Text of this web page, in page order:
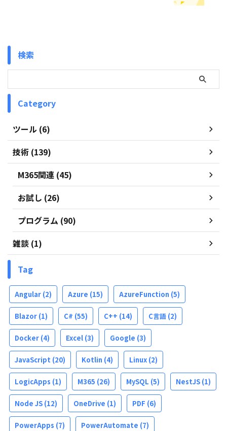
検索
Category
ツール (6)
技術 (139)
M365関連 (45)
お試し (26)
プログラム (90)
雑談 (1)
Tag
Angular (2) Azure (15) AzureFunction (5)
Blazor (1) C# (55) C++ (14) C言語 (2)
Docker (4) Excel (3) Google (3)
JavaScript (20) Kotlin (4) Linux (2)
LogicApps (1) M365 (26) MySQL (5) NestJS (1)
Node JS (12) OneDrive (1) PDF (6)
PowerApps (7) PowerAutomate (7)